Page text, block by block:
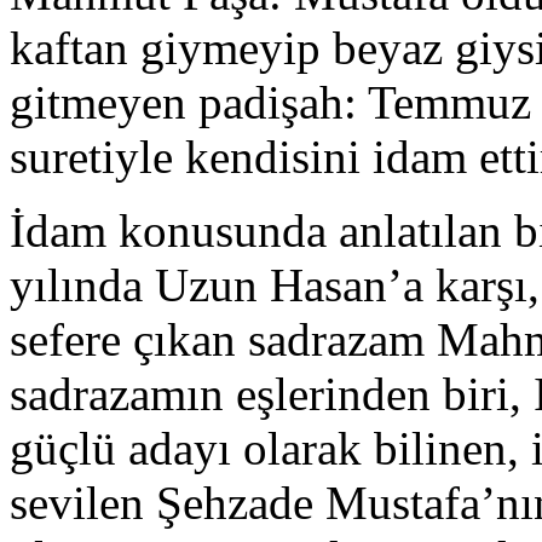
kaftan giymeyip beyaz
gitmeyen padişah:
suretiyle kendisini idam
İdam konusunda anlatılan
yılında Uzun Hasan’a
sefere çıkan sadrazam
sadrazamın eşlerinden biri,
güçlü adayı olarak
sevilen Şehzade